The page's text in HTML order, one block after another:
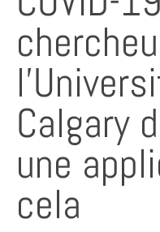
Calgary
une
cela